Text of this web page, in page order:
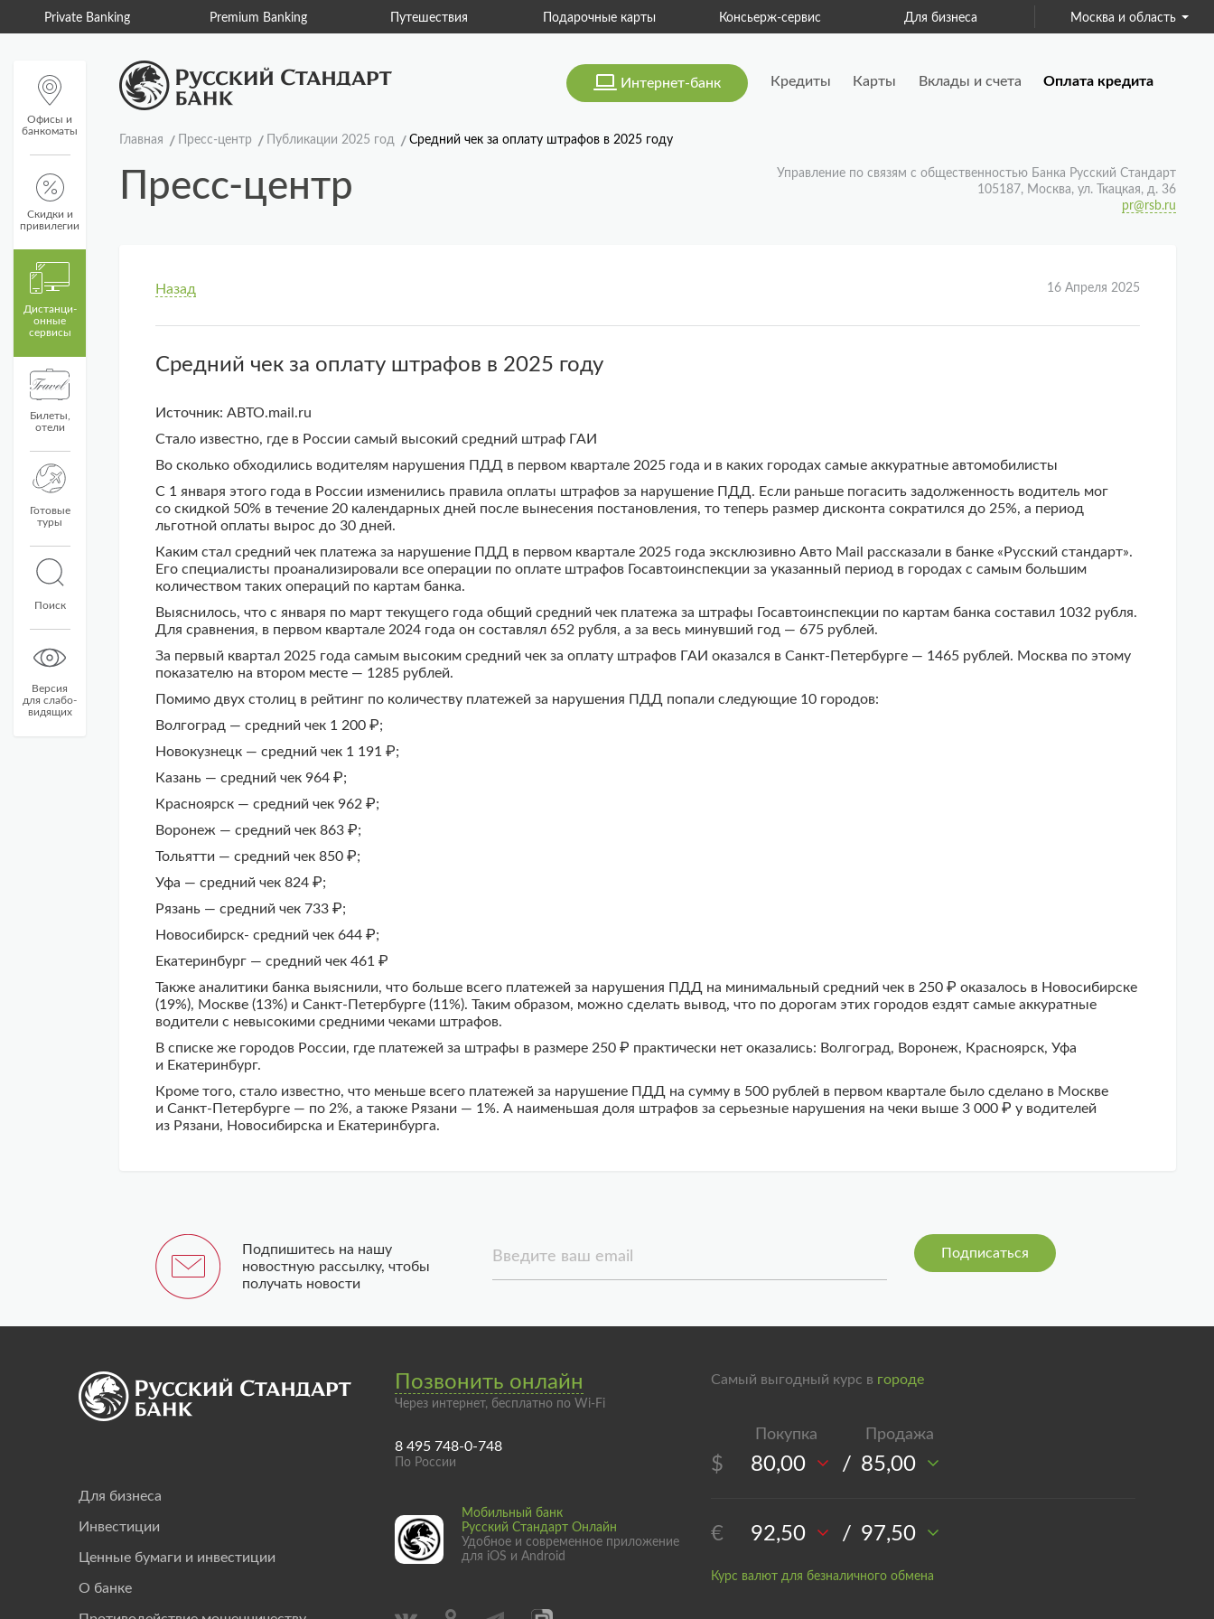
Private Banking Premium Banking Путешествия Подарочные карты Консьерж-сервис Для бизнеса Страхование
Москва и область
Офисы и
банкоматы
Скидки и
привилегии
Дистанци­
онные
сервисы
Билеты,
отели
Готовые
туры
Поиск
Версия
для слабо-
видящих
Интернет-банк Кредиты Карты Вклады и счета Оплата кредита
Главная Пресс-центр Публикации 2025 год Средний чек за оплату штрафов в 2025 году
Пресс-центр
Управление по связям с общественностью Банка Русский Стандарт
105187, Москва, ул. Ткацкая, д. 36
pr@rsb.ru
Назад 16 Апреля 2025
Средний чек за оплату штрафов в 2025 году
Источник: АВТО.mail.ru
Стало известно, где в России самый высокий средний штраф ГАИ
Во сколько обходились водителям нарушения ПДД в первом квартале 2025 года и в каких городах самые аккуратные автомобилисты
С 1 января этого года в России изменились правила оплаты штрафов за нарушение ПДД. Если раньше погасить задолженность водитель мог
со скидкой 50% в течение 20 календарных дней после вынесения постановления, то теперь размер дисконта сократился до 25%, а период
льготной оплаты вырос до 30 дней.
Каким стал средний чек платежа за нарушение ПДД в первом квартале 2025 года эксклюзивно Авто Mail рассказали в банке «Русский стандарт».
Его специалисты проанализировали все операции по оплате штрафов Госавтоинспекции за указанный период в городах с самым большим
количеством таких операций по картам банка.
Выяснилось, что с января по март текущего года общий средний чек платежа за штрафы Госавтоинспекции по картам банка составил 1032 рубля.
Для сравнения, в первом квартале 2024 года он составлял 652 рубля, а за весь минувший год — 675 рублей.
За первый квартал 2025 года самым высоким средний чек за оплату штрафов ГАИ оказался в Санкт-Петербурге — 1465 рублей. Москва по этому
показателю на втором месте — 1285 рублей.
Помимо двух столиц в рейтинг по количеству платежей за нарушения ПДД попали следующие 10 городов:
Волгоград — средний чек 1 200 ₽;
Новокузнецк — средний чек 1 191 ₽;
Казань — средний чек 964 ₽;
Красноярск — средний чек 962 ₽;
Воронеж — средний чек 863 ₽;
Тольятти — средний чек 850 ₽;
Уфа — средний чек 824 ₽;
Рязань — средний чек 733 ₽;
Новосибирск- средний чек 644 ₽;
Екатеринбург — средний чек 461 ₽
Также аналитики банка выяснили, что больше всего платежей за нарушения ПДД на минимальный средний чек в 250 ₽ оказалось в Новосибирске
(19%), Москве (13%) и Санкт-Петербурге (11%). Таким образом, можно сделать вывод, что по дорогам этих городов ездят самые аккуратные
водители с невысокими средними чеками штрафов.
В списке же городов России, где платежей за штрафы в размере 250 ₽ практически нет оказались: Волгоград, Воронеж, Красноярск, Уфа
и Екатеринбург.
Кроме того, стало известно, что меньше всего платежей за нарушение ПДД на сумму в 500 рублей в первом квартале было сделано в Москве
и Санкт-Петербурге — по 2%, а также Рязани — 1%. А наименьшая доля штрафов за серьезные нарушения на чеки выше 3 000 ₽ у водителей
из Рязани, Новосибирска и Екатеринбурга.
Подпишитесь на нашу
новостную рассылку, чтобы
получать новости
Введите ваш email
Позвонить онлайн
Через интернет, бесплатно по Wi-Fi
8 495 748-0-748
По России
Для бизнеса
Инвестиции
Ценные бумаги и инвестиции
О банке
Мобильный банк
Русский Стандарт Онлайн
Удобное и современное приложение
для iOS и Android
Самый выгодный курс в городе
$ 80,00 / 85,00
€ 92,50 / 97,50
Курс валют для безналичного обмена